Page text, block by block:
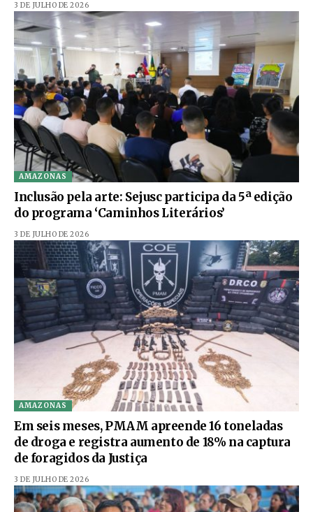
3 DE JULHO DE 2026
AMAZONAS
Inclusão pela arte: Sejusc participa da 5ª edição
do programa ‘Caminhos Literários’
3 DE JULHO DE 2026
AMAZONAS
Em seis meses, PMAM apreende 16 toneladas
de droga e registra aumento de 18% na captura
de foragidos da Justiça
3 DE JULHO DE 2026